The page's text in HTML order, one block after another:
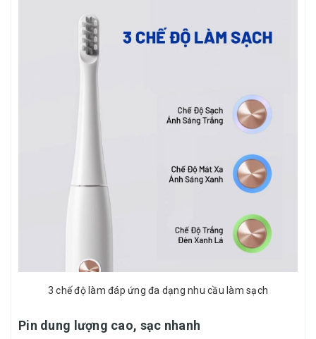
3 chế độ làm đáp ứng đa dạng nhu cầu làm sạch
Pin dung lượng cao, sạc nhanh